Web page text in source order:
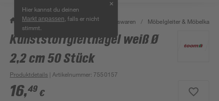
Hier kannst du deinen
Markt anpassen , falls er nicht
stimmt.
✕
/ Wohnen & Haushalt / Haushaltswaren / Möbelgleiter &
Kunststoffgleitnägel weiß Ø
2,2 cm 50 Stück
Produktdetails | Artikelnummer: 7550157
16,49 €